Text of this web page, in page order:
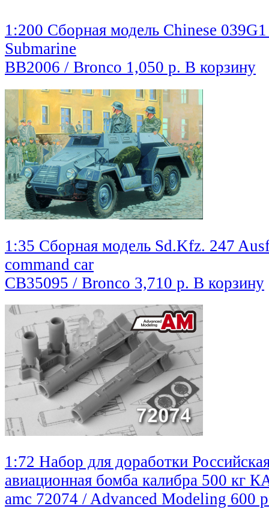
1:200 Сборная модель Chinese 039G1
Submarine
BB2006 / Bronco 1,050 р. В корзину
1:35 Сборная модель Sd.Kfz. 247
command car
CB35095 / Bronco 3,710 р. В корзину
1:72 Набор для доработки
авиационная бомба калибра 500 кг
amc 72074 / Advanced Modeling 600